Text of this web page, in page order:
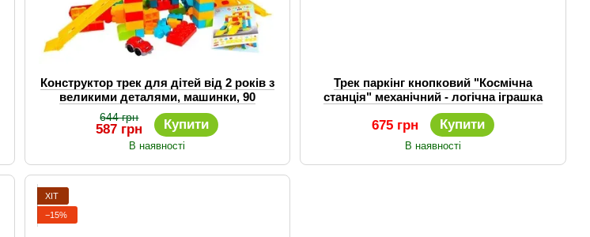
Конструктор трек для дітей від 2 років з
великими деталями, машинки, 90
деталей, Україна
644 грн
587 грн Купити
В наявності
Трек паркінг кнопковий "Космічна
станція" механічний - логічна іграшка
для малюків
675 грн Купити
В наявності
ХІТ
−15%